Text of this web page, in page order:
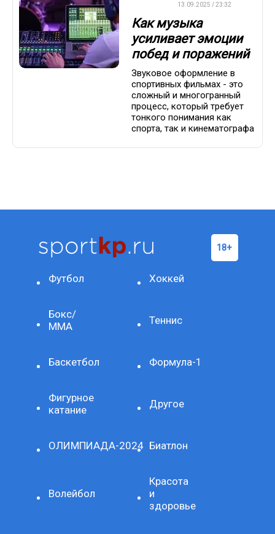
13.09.2025 / 23:32
Как музыка
усиливает эмоции
побед и поражений
Звуковое оформление в
спортивных фильмах - это
сложный и многогранный
процесс, который требует
тонкого понимания как
спорта, так и кинематографа
Футбол Хоккей
Бокс/
ММА
Теннис
Баскетбол Формула-1
Фигурное
катание
Другое
ОЛИМПИАДА-2024 Биатлон
Волейбол
Красота
и
здоровье